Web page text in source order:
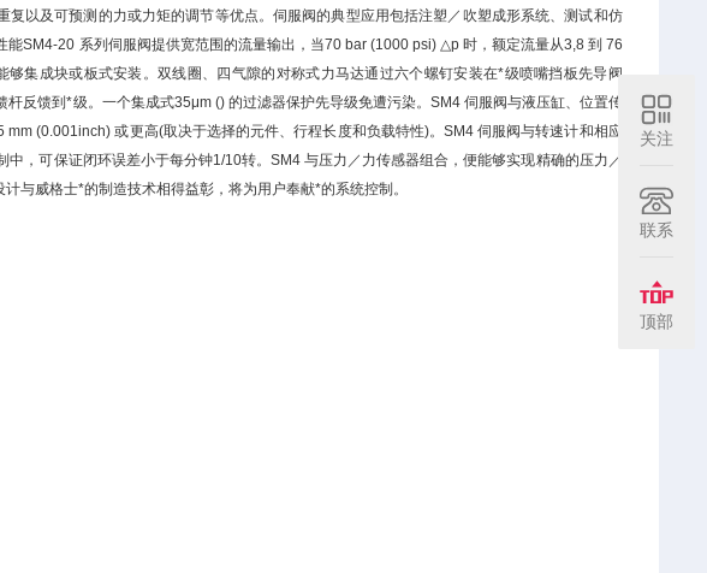
以及可预测的力或力矩的调节等优点。伺服阀的典型应用包括注塑／吹塑成形系统、测试和仿
SM4-20 系列伺服阀提供宽范围的流量输出，当70 bar (1000 psi) △p 时，额定流量从3,8 到 76
集成块或板式安装。双线圈、四气隙的对称式力马达通过六个螺钉安装在*级喷嘴挡板先导阀
反馈到*级。一个集成式35μm () 的过滤器保护先导级免遭污染。SM4 伺服阀与液压缸、位置传
(0.001inch) 或更高(取决于选择的元件、行程长度和负载特性)。SM4 伺服阀与转速计和相应
，可保证闭环误差小于每分钟1/10转。SM4 与压力／力传感器组合，便能够实现精确的压力／
与威格士*的制造技术相得益彰，将为用户奉献*的系统控制。
关注
联系
顶部